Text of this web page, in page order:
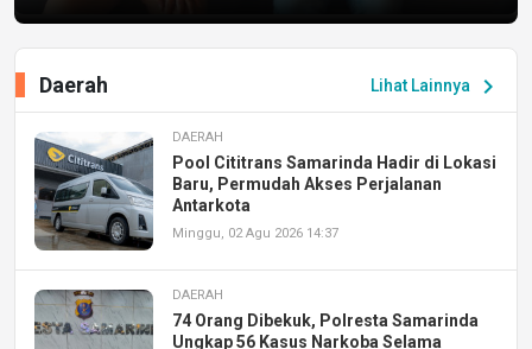
Lihat Lainnya chevron_right
Daerah
DAERAH
Pool Cititrans Samarinda Hadir di Lokasi
Baru, Permudah Akses Perjalanan
Antarkota
Minggu, 02 Agu 2026 14:37
DAERAH
74 Orang Dibekuk, Polresta Samarinda
Ungkap 56 Kasus Narkoba Selama